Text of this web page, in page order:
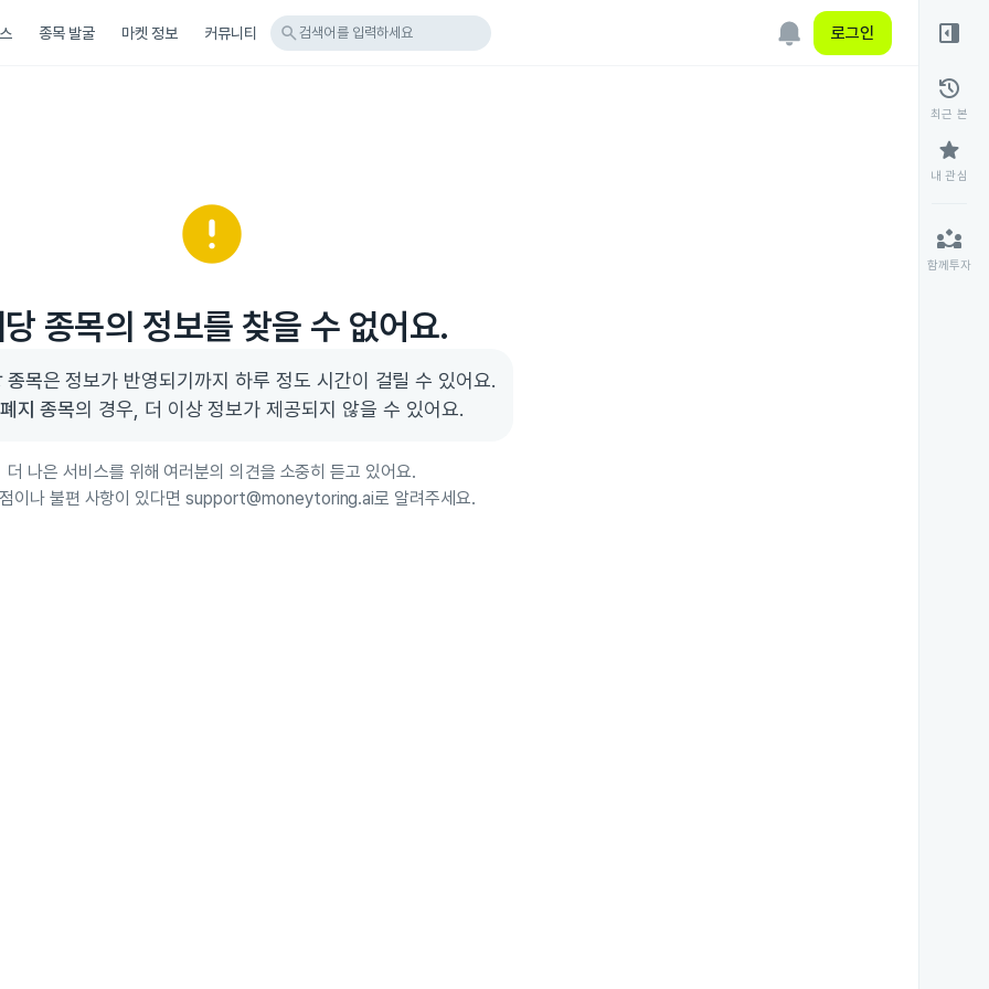
종목 발굴 마켓 정보 커뮤니티 search 검색어를 입력하세요 로그인
error
종목의 정보를 찾을 수 없어요.
종목
지 종목의 경우, 더 이상 정보가 제공되지 않을 수 있어요.
더 나은 서비스를 위해 여러분의 의견을 소중히 듣고 있어요.
이나 불편 사항이 있다면 support@moneytoring.ai로 알려주세요.
right_panel_open
history
최근 본
star
내 관심
partner_exchange
함께투자